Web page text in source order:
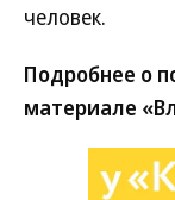
человек.
Подробнее о
материале